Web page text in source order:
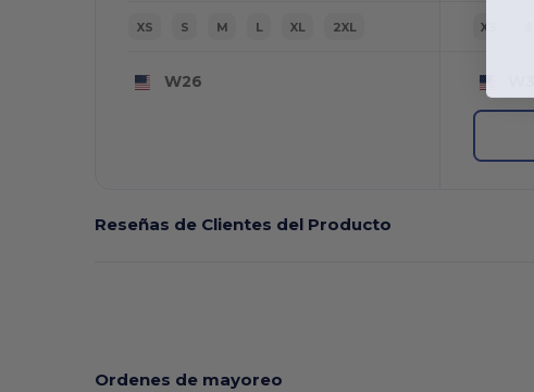
XS S M L XL 2XL
W26
XS
Reseñas de Clientes del Producto
Ordenes de mayoreo